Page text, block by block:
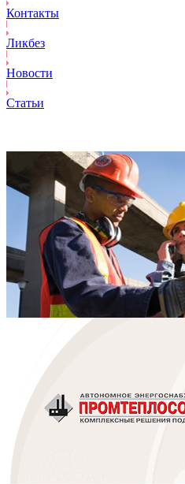
Контакты
Ликбез
Новости
Статьи